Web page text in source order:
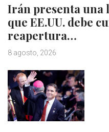
Irán presenta una
que EE.UU. debe
reapertura…
8 agosto, 2026